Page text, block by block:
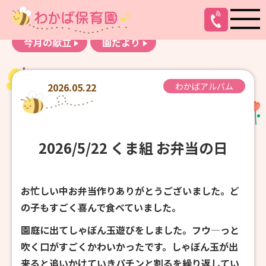
お知らせ
わかばアルバム
今月の献立
園だより
2026.05.22 わかばアルバム
2026/5/22 くま組 お弁当の日
お忙しい中お弁当作りありがとうございました。ど
の子もすごく喜んで食べていました。
園庭に出てしゃぼん玉遊びをしました。フウ―っと
吹く口がすごくかわいかったです。しゃぼん玉が出
来ると追いかけていきパチンと割るを繰り返してい